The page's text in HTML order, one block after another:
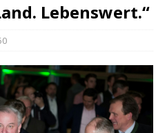
Lebenswert.“